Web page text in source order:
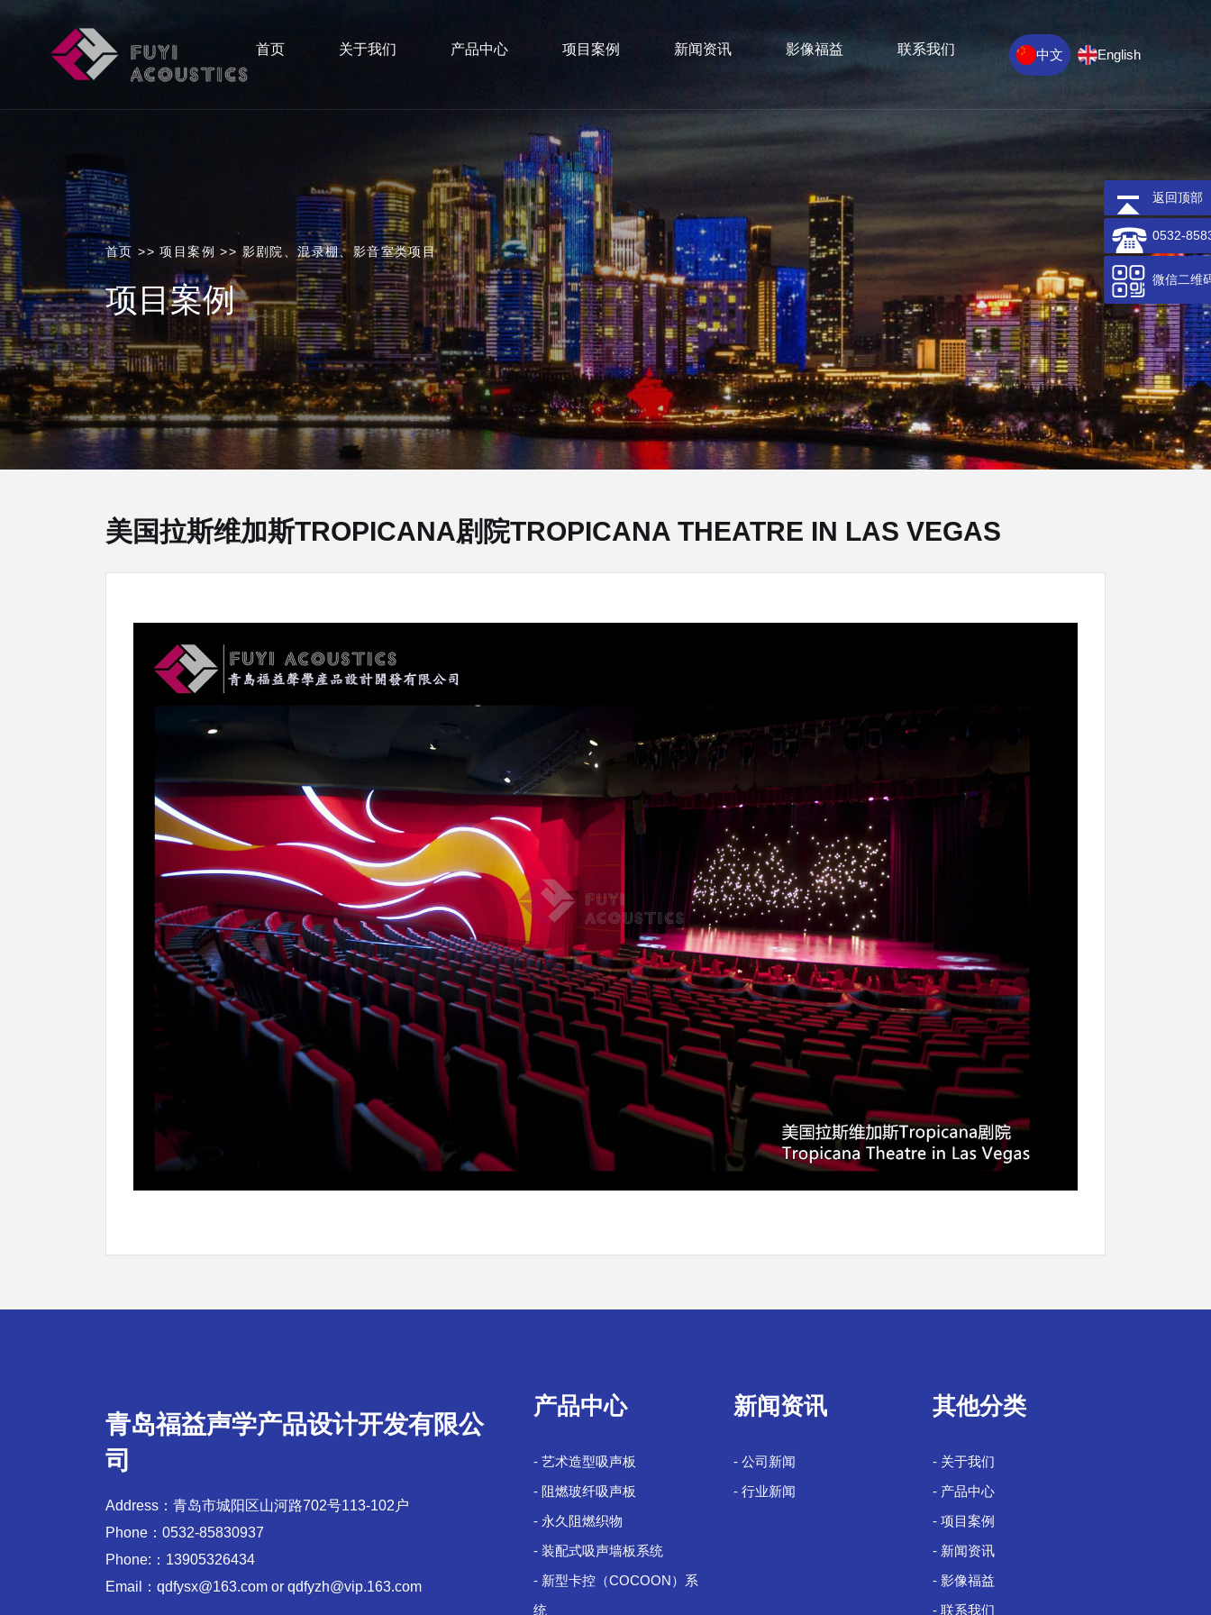
首页 关于我们 产品中心 项目案例 新闻资讯 影像福益 联系我们 中文 English
首页 >>项目案例 >> 影剧院、混录棚、影音室类项目
项目案例
美国拉斯维加斯TROPICANA剧院TROPICANA THEATRE IN LAS VEGAS
青岛福益声学产品设计开发有限公
司
Address：青岛市城阳区山河路702号113-102户
Phone：0532-85830937
Phone:：13905326434
Email：qdfysx@163.com or qdfyzh@vip.163.com
产品中心
- 艺术造型吸声板
- 阻燃玻纤吸声板
- 永久阻燃织物
- 装配式吸声墙板系统
- 新型卡控（COCOON）系
统
新闻资讯
- 公司新闻
- 行业新闻
其他分类
- 关于我们
- 产品中心
- 项目案例
- 新闻资讯
- 影像福益
- 联系我们
返回顶部
0532-
微信二维